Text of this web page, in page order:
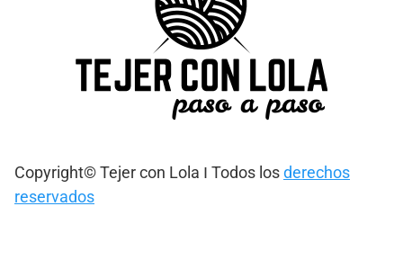
Copyright© Tejer con Lola Ι Todos losderechos
reservados